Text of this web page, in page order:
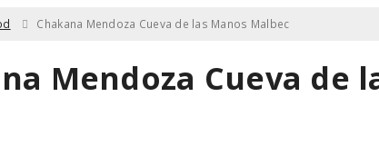
Chakana Mendoza Cueva de las Manos Malbec
Mendoza Cueva de